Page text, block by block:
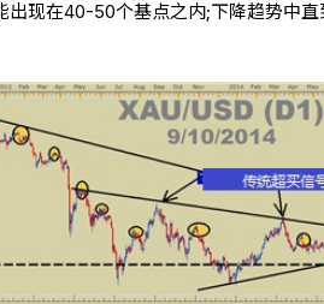
出现在40-50个基点之内;下降趋势中